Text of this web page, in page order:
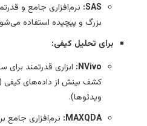
SAS: نرم‌افزاری جامع و
بزرگ و پیچیده استفاده
برای تحلیل کیفی:
NVivo: ابزاری قدرتمند برای
کشف بینش از داده‌های کیفی
ویدئوها).
MAXQDA: نرم‌افزاری جامع